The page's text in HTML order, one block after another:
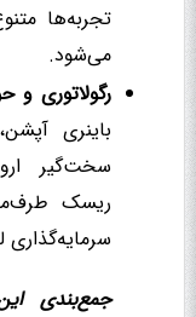
تجربه‌ها
می‌شود.
رگولاتوری و
باینری
سخت‌گیر
ریسک
جمع‌بندی